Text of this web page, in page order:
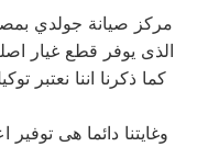
مركز صيانة جولدي
الذى يوفر قطع غيار
كما ذكرنا اننا نعتبر
وغايتنا دائما هى